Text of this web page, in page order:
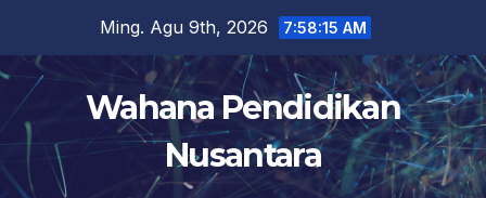
content
Ming. Agu 9th, 2026 7:58:16 AM
Wahana Pendidikan
Nusantara